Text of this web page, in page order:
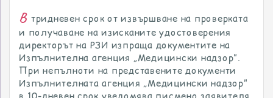
В тридневен срок от извършване на проверката
и получаване на изисканите удостоверения
директорът на РЗИ изпраща документите на
Изпълнителна агенция „Медицински надзор”.
При непълноти на представените документи
Изпълнителната агенция „Медицински надзор”